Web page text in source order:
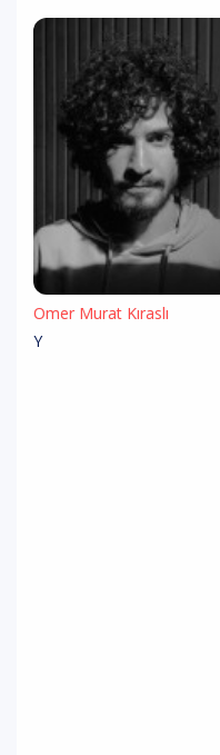
Ömer Murat Kıraslı
Y